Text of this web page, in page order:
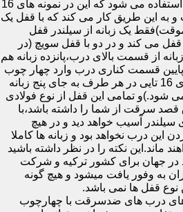
از قفل مولتی سیستم استفاده می شود که این در نمونه های 16
و به این طریق کار می کند که با قفل یک
یک زبانه از سیلندر قفل
می کند و در دو با قفل سویچ (در
)پنج زبانه از قسمت بالای درب،پانزده زبانه هم
قسمت کناری درب وارد چهار چوب
می شوند (در نسخه های 16 تایی در هر طرف به جای پنج زبانه
می شود.)و تمامی این قفل از نوع فولادی
سرقت از شما را داشته باشد،با
آسیب خواهد دید و در هیچ
این درب نخواهد بود و زبانه ها کاملا
ماند.این نکته را در نظر داشته باشید
در جهان برای کشور ترکیه و شرکت
به وفور یافت میشود و هیچ گونه
نوع قفل ها نمی باشد.
درب های ضدسرقت با چهارچوب